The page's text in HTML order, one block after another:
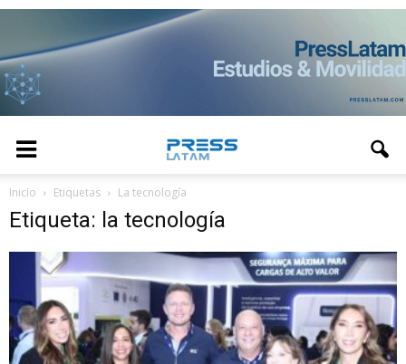
Inicio Etiquetas La tecnología
Etiqueta: la tecnología